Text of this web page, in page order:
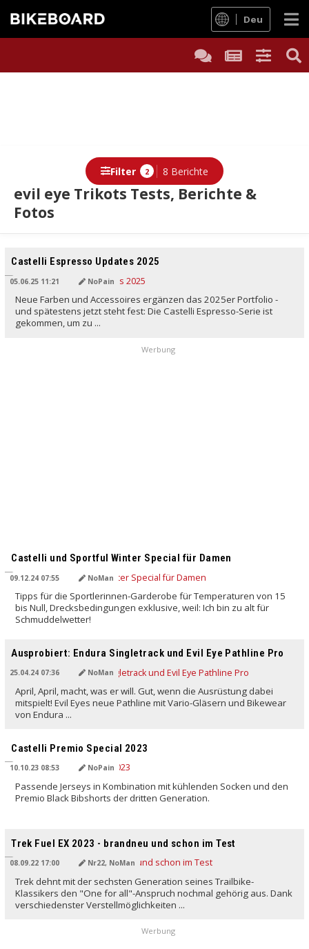
Deu
evil eye Trikots Tests, Berichte &
Fotos
Filter 2 8 Berichte
Berichte
Castelli Espresso Updates 2025
05.06.25 11:21 NoPain
Neue Farben und Accessoires ergänzen das 2025er Portfolio -
und spätestens jetzt steht fest: Die Castelli Espresso-Serie ist
gekommen, um zu ...
Werbung
Castelli und Sportful Winter Special für Damen
09.12.24 07:55 NoMan
Tipps für die Sportlerinnen-Garderobe für Temperaturen von 15
bis Null, Drecksbedingungen exklusive, weil: Ich bin zu alt für
Schmuddelwetter!
Ausprobiert: Endura Singletrack und Evil Eye Pathline Pro
25.04.24 07:36 NoMan
April, April, macht, was er will. Gut, wenn die Ausrüstung dabei
mitspielt! Evil Eyes neue Pathline mit Vario-Gläsern und Bikewear
von Endura ...
Castelli Premio Special 2023
10.10.23 08:53 NoPain
Passende Jerseys in Kombination mit kühlenden Socken und den
Premio Black Bibshorts der dritten Generation.
Trek Fuel EX 2023 - brandneu und schon im Test
08.09.22 17:00 Nr22, NoMan
Trek dehnt mit der sechsten Generation seines Trailbike-
Klassikers den "One for all"-Anspruch nochmal gehörig aus. Dank
verschiedenster Verstellmöglichkeiten ...
Werbung